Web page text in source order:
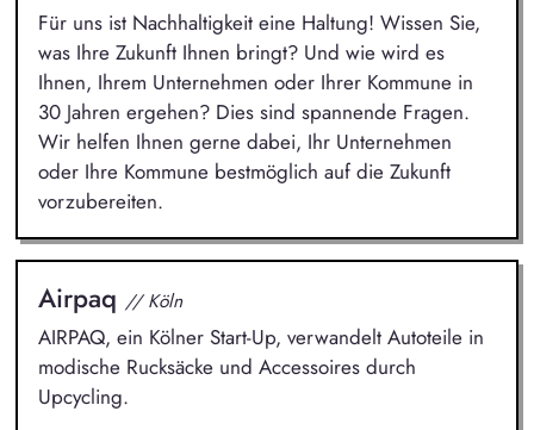
Für uns ist Nachhaltigkeit eine Haltung! Wissen Sie,
was Ihre Zukunft Ihnen bringt? Und wie wird es
Ihnen, Ihrem Unternehmen oder Ihrer Kommune in
30 Jahren ergehen? Dies sind spannende Fragen.
Wir helfen Ihnen gerne dabei, Ihr Unternehmen
oder Ihre Kommune bestmöglich auf die Zukunft
vorzubereiten.
Airpaq // Köln
AIRPAQ, ein Kölner Start-Up, verwandelt Autoteile in
modische Rucksäcke und Accessoires durch
Upcycling.